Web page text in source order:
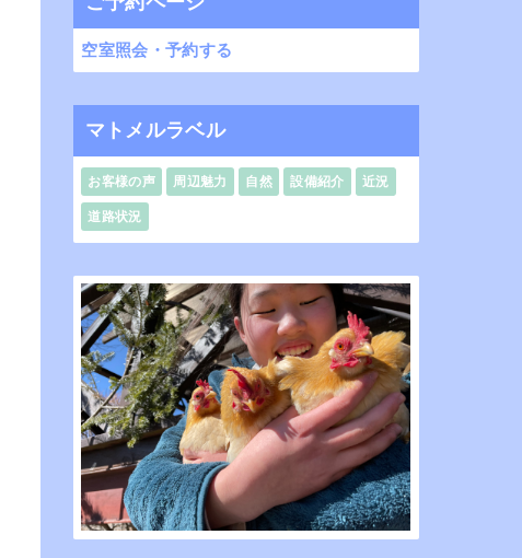
空室照会・予約する
マトメルラベル
お客様の声 周辺魅力 自然 設備紹介 近況
道路状況